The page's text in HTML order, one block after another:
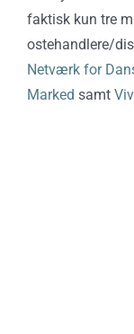
faktisk kun tre
ostehandlere/
Netværk for
Marked samt